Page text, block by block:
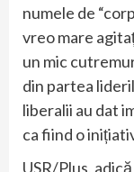
numele de
vreo mare
un mic
din partea
liberalii au dat
ca fiind o
USR/Plus,